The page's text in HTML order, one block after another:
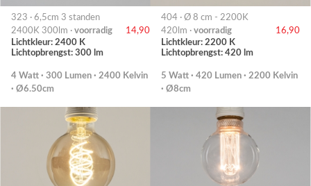
323 · 6,5cm 3 standen
2400K 300lm · voorradig
14,90
Lichtkleur: 2400 K
Lichtopbrengst: 300 lm
4 Watt · 300 Lumen · 2400 Kelvin
· Ø6.50cm
404 · Ø 8 cm - 2200K
420lm · voorradig
16,90
Lichtkleur: 2200 K
Lichtopbrengst: 420 lm
5 Watt · 420 Lumen · 2200 Kelvin
· Ø8cm